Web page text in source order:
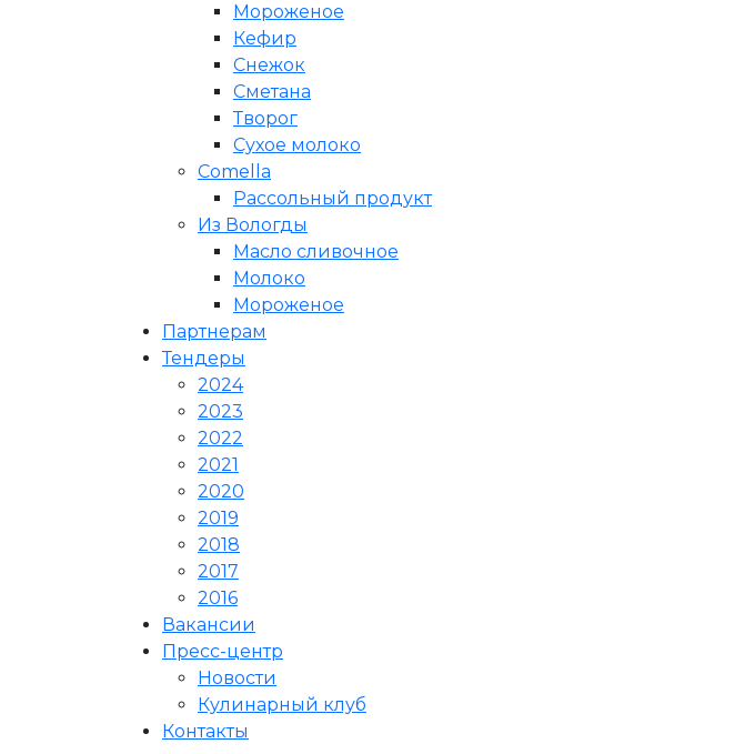
Мороженое
Кефир
Снежок
Сметана
Творог
Сухое молоко
Comеlla
Рассольный продукт
Из Вологды
Масло сливочное
Молоко
Мороженое
Партнерам
Тендеры
2024
2023
2022
2021
2020
2019
2018
2017
2016
Вакансии
Пресс-центр
Новости
Кулинарный клуб
Контакты